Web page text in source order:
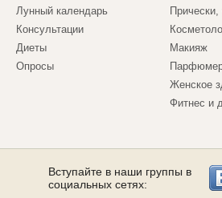
Лунный календарь
Консультации
Диеты
Опросы
Макияж
Женское
Фитнес и
Вступайте в наши группы в
социальных сетях: